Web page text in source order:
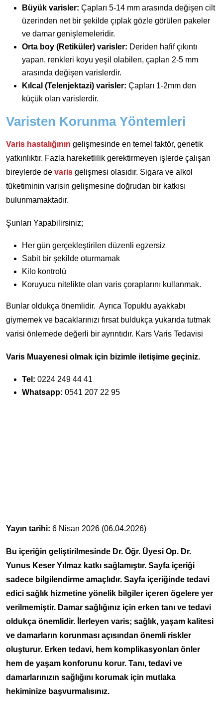
Büyük varisler: Çapları 5-14 mm arasında değişen cilt
üzerinden net bir şekilde çıplak gözle görülen pakeler
ve damar genişlemeleridir.
Orta boy (Retiküler) varisler: Deriden hafif çıkıntı
yapan, renkleri koyu yeşil olabilen, çapları 2-5 mm
arasında değişen varislerdir.
Kılcal (Telenjektazi) varisler: Çapları 1-2mm den
küçük olan varislerdir.
Varisten Korunma Yöntemleri
Varis hastalığının gelişmesinde en temel faktör, genetik
yatkınlıktır. Fazla hareketlilik gerektirmeyen işlerde çalışan
bireylerde de varis gelişmesi olasıdır. Sigara ve alkol
tüketiminin varisin gelişmesine doğrudan bir katkısı
bulunmamaktadır.
Şunları Yapabilirsiniz;
Her gün gerçekleştirilen düzenli egzersiz
Sabit bir şekilde oturmamak
Kilo kontrolü
Koruyucu nitelikte olan varis çoraplarını kullanmak.
Bunlar oldukça önemlidir. Ayrıca Topuklu ayakkabı
giymemek ve bacaklarınızı fırsat buldukça yukarıda tutmak
varisi önlemede değerli bir ayrıntıdır. Kars Varis Tedavisi
Varis Muayenesi olmak için bizimle iletişime geçiniz.
Tel: 0224 249 44 41
Whatsapp: 0541 207 22 95
Yayın tarihi: 6 Nisan 2026 (06.04.2026)
Bu içeriğin geliştirilmesinde Dr. Öğr. Üyesi Op. Dr.
Yunus Keser Yılmaz katkı sağlamıştır. Sayfa içeriği
sadece bilgilendirme amaçlıdır. Sayfa içeriğinde tedavi
edici sağlık hizmetine yönelik bilgiler içeren ögelere yer
verilmemiştir. Damar sağlığınız için erken tanı ve tedavi
oldukça önemlidir. İlerleyen varis; sağlık, yaşam kalitesi
ve damarların korunması açısından önemli riskler
oluşturur. Erken tedavi, hem komplikasyonları önler
hem de yaşam konforunu korur. Tanı, tedavi ve
damarlarınızın sağlığını korumak için mutlaka
hekiminize başvurmalısınız.